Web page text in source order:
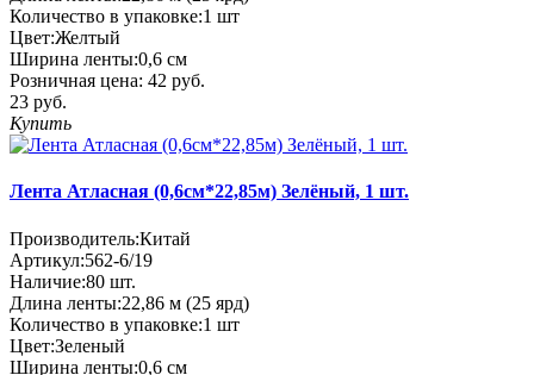
Количество в упаковке:1 шт
Цвет:Желтый
Ширина ленты:0,6 см
Розничная цена: 42 руб.
23 руб.
Купить
Лента Атласная (0,6см*22,85м) Зелёный, 1 шт.
Производитель:Китай
Артикул:562-6/19
Наличие:80 шт.
Длина ленты:22,86 м (25 ярд)
Количество в упаковке:1 шт
Цвет:Зеленый
Ширина ленты:0,6 см